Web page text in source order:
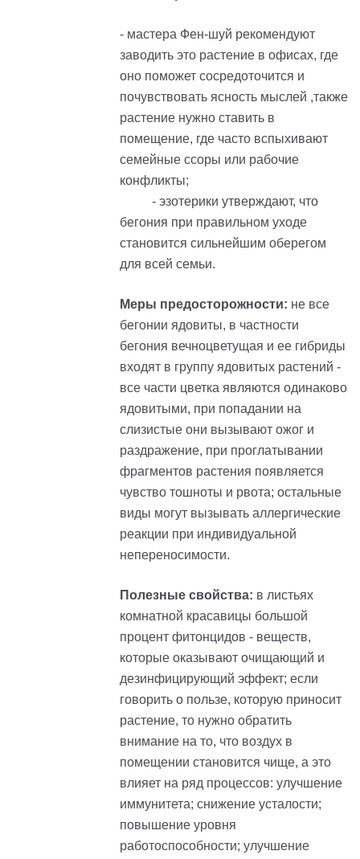
- мастера Фен-шуй рекомендуют
заводить это растение в офисах, где
оно поможет сосредоточится и
почувствовать ясность мыслей ,также
растение нужно ставить в
помещение, где часто вспыхивают
семейные ссоры или рабочие
конфликты;
- эзотерики утверждают, что
бегония при правильном уходе
становится сильнейшим оберегом
для всей семьи.
Меры предосторожности: не все
бегонии ядовиты, в частности
бегония вечноцветущая и ее гибриды
входят в группу ядовитых растений -
все части цветка являются одинаково
ядовитыми, при попадании на
слизистые они вызывают ожог и
раздражение, при проглатывании
фрагментов растения появляется
чувство тошноты и рвота; остальные
виды могут вызывать аллергические
реакции при индивидуальной
непереносимости.
Полезные свойства: в листьях
комнатной красавицы большой
процент фитонцидов - веществ,
которые оказывают очищающий и
дезинфицирующий эффект; если
говорить о пользе, которую приносит
растение, то нужно обратить
внимание на то, что воздух в
помещении становится чище, а это
влияет на ряд процессов: улучшение
иммунитета; снижение усталости;
повышение уровня
работоспособности; улучшение